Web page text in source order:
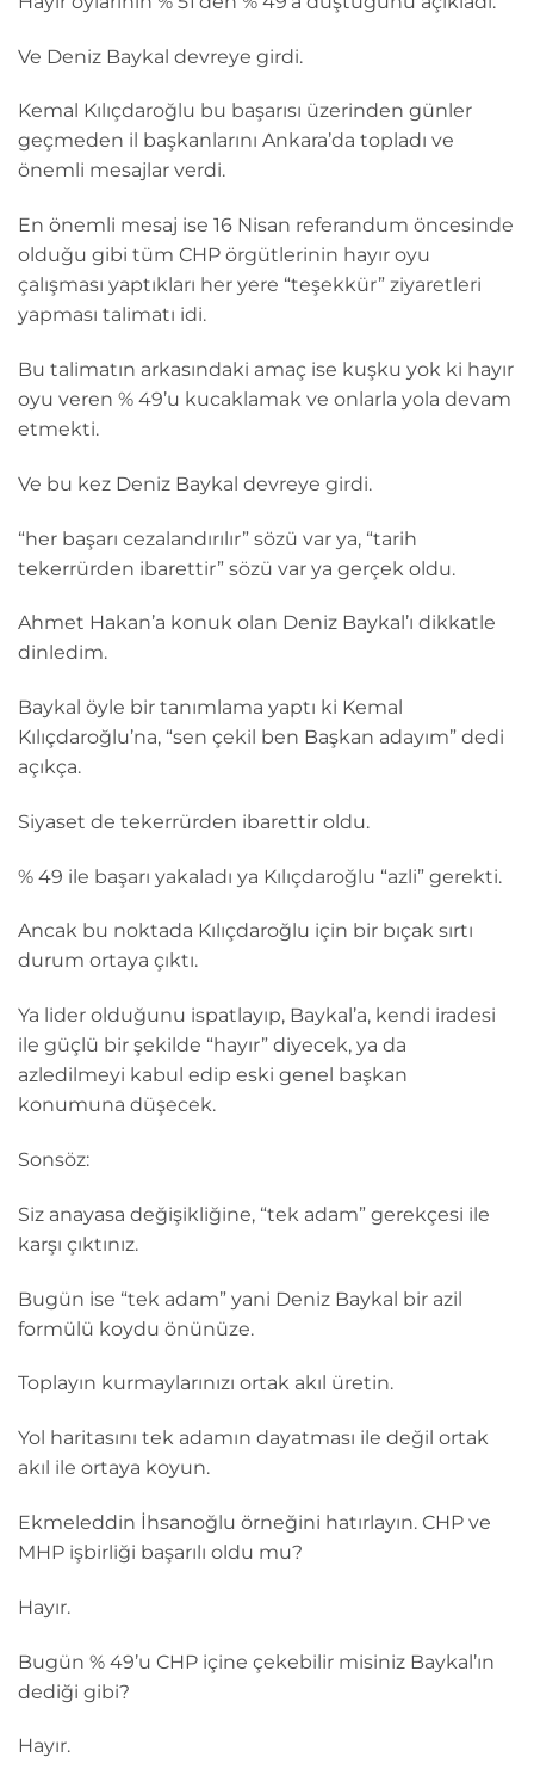
Ve Deniz Baykal devreye girdi.
Kemal Kılıçdaroğlu bu başarısı üzerinden günler
geçmeden il başkanlarını Ankara’da topladı ve
önemli mesajlar verdi.
En önemli mesaj ise 16 Nisan referandum öncesinde
olduğu gibi tüm CHP örgütlerinin hayır oyu
çalışması yaptıkları her yere “teşekkür” ziyaretleri
yapması talimatı idi.
Bu talimatın arkasındaki amaç ise kuşku yok ki hayır
oyu veren % 49’u kucaklamak ve onlarla yola devam
etmekti.
Ve bu kez Deniz Baykal devreye girdi.
“her başarı cezalandırılır” sözü var ya, “tarih
tekerrürden ibarettir” sözü var ya gerçek oldu.
Ahmet Hakan’a konuk olan Deniz Baykal’ı dikkatle
dinledim.
Baykal öyle bir tanımlama yaptı ki Kemal
Kılıçdaroğlu’na, “sen çekil ben Başkan adayım” dedi
açıkça.
Siyaset de tekerrürden ibarettir oldu.
% 49 ile başarı yakaladı ya Kılıçdaroğlu “azli” gerekti.
Ancak bu noktada Kılıçdaroğlu için bir bıçak sırtı
durum ortaya çıktı.
Ya lider olduğunu ispatlayıp, Baykal’a, kendi iradesi
ile güçlü bir şekilde “hayır” diyecek, ya da
azledilmeyi kabul edip eski genel başkan
konumuna düşecek.
Sonsöz:
Siz anayasa değişikliğine, “tek adam” gerekçesi ile
karşı çıktınız.
Bugün ise “tek adam” yani Deniz Baykal bir azil
formülü koydu önünüze.
Toplayın kurmaylarınızı ortak akıl üretin.
Yol haritasını tek adamın dayatması ile değil ortak
akıl ile ortaya koyun.
Ekmeleddin İhsanoğlu örneğini hatırlayın. CHP ve
MHP işbirliği başarılı oldu mu?
Hayır.
Bugün % 49’u CHP içine çekebilir misiniz Baykal’ın
dediği gibi?
Hayır.